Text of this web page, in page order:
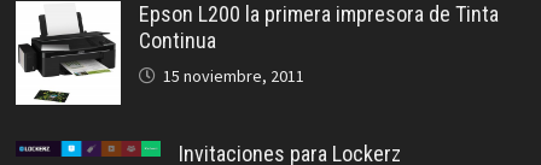
Epson L200 la primera impresora de Tinta
Continua
15 noviembre, 2011
Invitaciones para Lockerz